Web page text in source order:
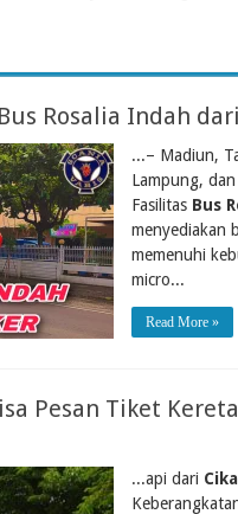
Rosalia Indah
...– Madiun,
Lampung,
Fasilitas Bus
menyediakan
memenuhi
micro...
Read More »
Pesan Tiket
...api dari